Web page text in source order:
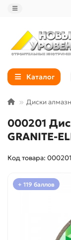
Каталог
Диски
000201
GRANITE-
Код товара: 000201
+ 119 баллов